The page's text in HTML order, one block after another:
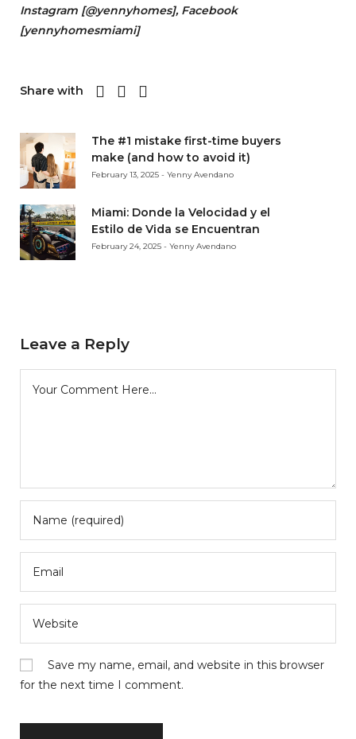
Instagram [@yennyhomes], Facebook
[yennyhomesmiami]
Share with
The #1 mistake first-time buyers
make (and how to avoid it)
February 13, 2025 - Yenny Avendano
Miami: Donde la Velocidad y el
Estilo de Vida se Encuentran
February 24, 2025 - Yenny Avendano
Leave a Reply
Save my name, email, and website in this browser
for the next time I comment.